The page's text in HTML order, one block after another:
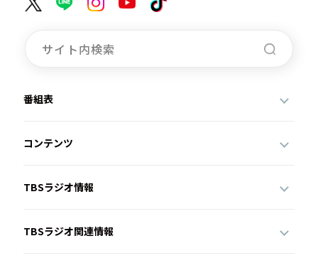
番組表
コンテンツ
TBSラジオ情報
TBSラジオ関連情報